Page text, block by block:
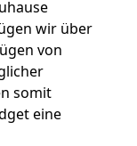
wir über
von
somit
eine